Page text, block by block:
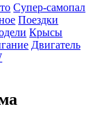
Супер-самопал
Поездки
Крысы
Двигатель